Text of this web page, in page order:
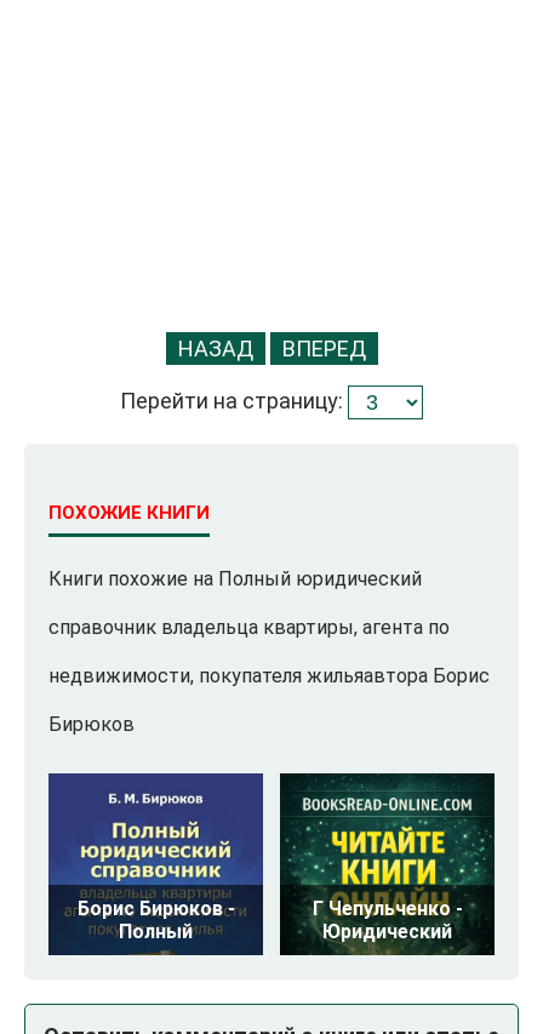
НАЗАД ВПЕРЕД
Перейти на страницу:
ПОХОЖИЕ КНИГИ
Книги похожие на Полный юридический
справочник владельца квартиры, агента по
недвижимости, покупателя жильяавтора Борис
Бирюков
Борис Бирюков -
Полный
Г Чепульченко -
Юридический